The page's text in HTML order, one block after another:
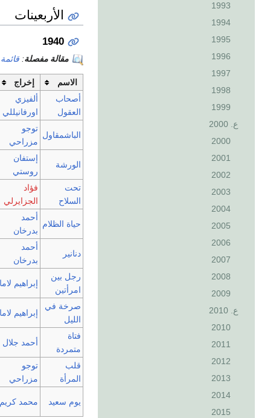
1993
1994
1995
1996
1997
1998
1999
ع. 2000
2000
2001
2002
2003
2004
2005
2006
2007
2008
2009
ع. 2010
2010
2011
2012
2013
2014
2015
الأربعينات
1940
مقالة مفصلة: قائمة
الاسم إخراج
أصحاب
العقول
ألفيزي
اورفانيللي
الباشمقاول
توجو
مزراحي
الورشة
إستفان
روستي
تحت
السلاح
فؤاد
الجزايرلي
حياة الظلام
أحمد
بدرخان
دنانير
أحمد
بدرخان
رجل بين
امرأتين
إبراهيم لاما
صرخة في
الليل
إبراهيم لاما
فتاة
متمردة
أحمد جلال
قلب
المرأة
توجو
مزراحي
يوم سعيد محمد كريم